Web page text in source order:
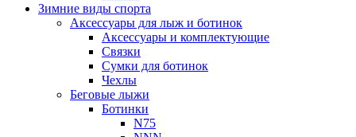
Зимние виды спорта
Аксессуары для лыж и ботинок
Аксессуары и комплектующие
Связки
Сумки для ботинок
Чехлы
Беговые лыжи
Ботинки
N75